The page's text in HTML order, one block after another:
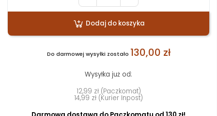
Dodaj do koszyka
Do darmowej wysyłki zostało 130,00 zł
Wysyłka już od:
12,99 zł (Paczkomat)
14,99 zł (Kurier Inpost)